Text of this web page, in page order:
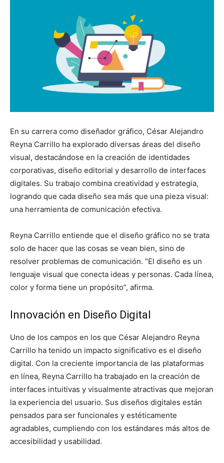
En su carrera como diseñador gráfico, César Alejandro
Reyna Carrillo ha explorado diversas áreas del diseño
visual, destacándose en la creación de identidades
corporativas, diseño editorial y desarrollo de interfaces
digitales. Su trabajo combina creatividad y estrategia,
logrando que cada diseño sea más que una pieza visual:
una herramienta de comunicación efectiva.
Reyna Carrillo entiende que el diseño gráfico no se trata
solo de hacer que las cosas se vean bien, sino de
resolver problemas de comunicación. “El diseño es un
lenguaje visual que conecta ideas y personas. Cada línea,
color y forma tiene un propósito”, afirma.
Innovación en Diseño Digital
Uno de los campos en los que César Alejandro Reyna
Carrillo ha tenido un impacto significativo es el diseño
digital. Con la creciente importancia de las plataformas
en línea, Reyna Carrillo ha trabajado en la creación de
interfaces intuitivas y visualmente atractivas que mejoran
la experiencia del usuario. Sus diseños digitales están
pensados para ser funcionales y estéticamente
agradables, cumpliendo con los estándares más altos de
accesibilidad y usabilidad.